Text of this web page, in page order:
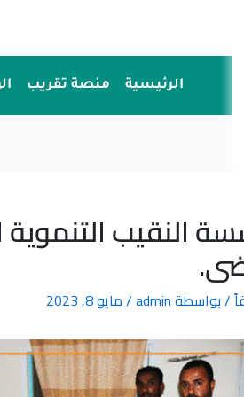
الرئيسية منصة تقريب
النقيب التنموية
/ بواسطةadmin
/مايو 8, 2023